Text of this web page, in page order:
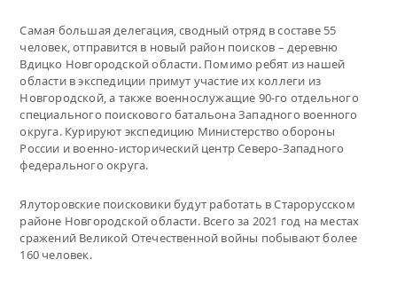
Самая большая делегация, сводный отряд в составе 55
человек, отправится в новый район поисков – деревню
Вдицко Новгородской области. Помимо ребят из нашей
области в экспедиции примут участие их коллеги из
Новгородской, а также военнослужащие 90-го отдельного
специального поискового батальона Западного военного
округа. Курируют экспедицию Министерство обороны
России и военно-исторический центр Северо-Западного
федерального округа.
Ялуторовские поисковики будут работать в Старорусском
районе Новгородской области. Всего за 2021 год на местах
сражений Великой Отечественной войны побывают более
160 человек.